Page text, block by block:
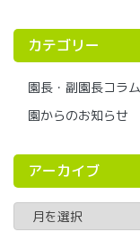
カテゴリー
園長・副園長コラム
園からのお知らせ
アーカイブ